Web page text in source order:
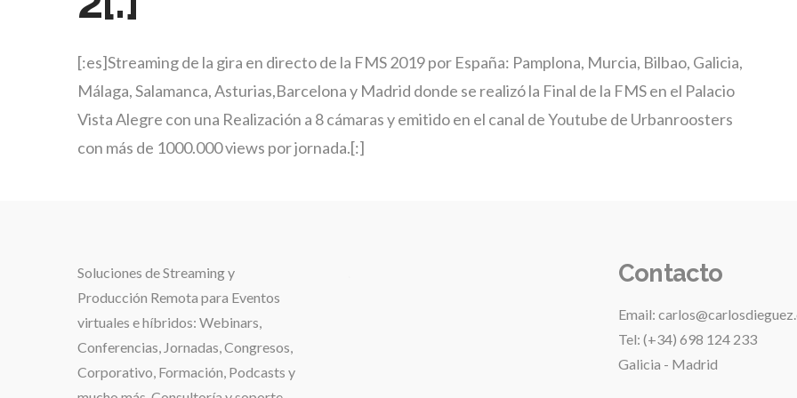
[:es]Streaming de la gira en directo de la FMS 2019 por España: Pamplona, Murcia, Bilbao, Galicia,
Málaga, Salamanca, Asturias,Barcelona y Madrid donde se realizó la Final de la FMS en el Palacio
Vista Alegre con una Realización a 8 cámaras y emitido en el canal de Youtube de Urbanroosters
con más de 1000.000 views por jornada.[:]
Soluciones deStreaming y
Producción Remota para Eventos
virtuales e híbridos: Webinars,
Conferencias, Jornadas, Congresos,
Corporativo, Formación, Podcasts y
Contacto
Email:
Tel: (+34) 698 124 233
Galicia - Madrid